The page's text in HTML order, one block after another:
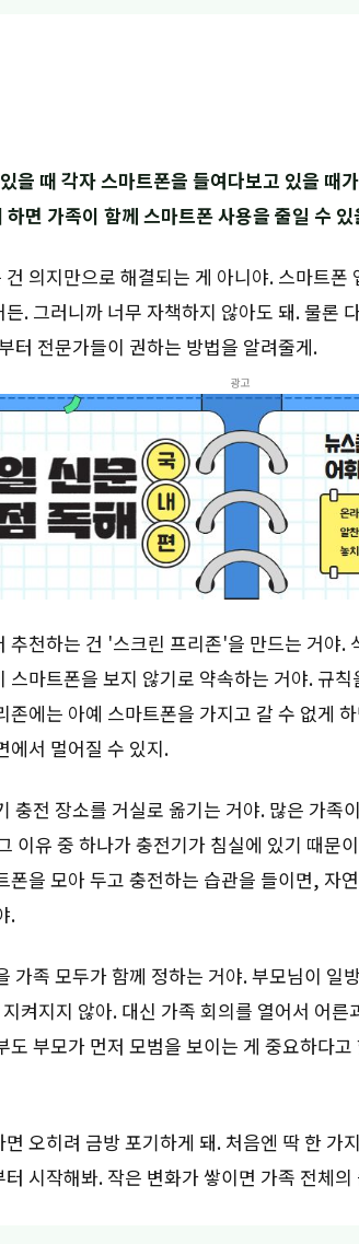
을 때 각자 스마트폰을 들여다보고 있을 때
하면 가족이 함께 스마트폰 사용을 줄일 수
의지만으로 해결되는 게 아니야. 스마트폰
. 그러니까 너무 자책하지 않아도 돼. 물론
터 전문가들이 권하는 방법을 알려줄게.
광고
추천하는 건 '스크린 프리존'을 만드는 거야.
스마트폰을 보지 않기로 약속하는 거야. 규
존에는 아예 스마트폰을 가지고 갈 수 없게
에서 멀어질 수 있지.
충전 장소를 거실로 옮기는 거야. 많은 가족
이유 중 하나가 충전기가 침실에 있기 때문
폰을 모아 두고 충전하는 습관을 들이면, 자
.
가족 모두가 함께 정하는 거야. 부모님이 일
켜지지 않아. 대신 가족 회의를 열어서 어
도 부모가 먼저 모범을 보이는 게 중요하다
오히려 금방 포기하게 돼. 처음엔 딱 한 가
시작해봐. 작은 변화가 쌓이면 가족 전체